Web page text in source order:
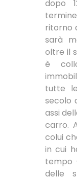
dopo
ritorno
sarà
oltre il
è
tutte
secolo
assi
carro.
colui
in cui
tempo
delle